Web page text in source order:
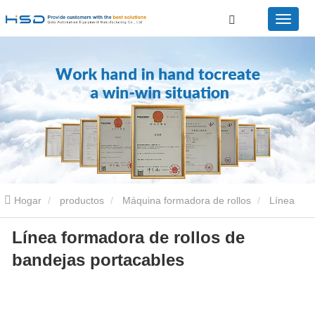
Hogar productos Máquina formadora de rollos Línea
formadora de rollos de bandejas portacables
rollos de bandejas portacables
Línea formadora de rollos de
bandejas portacables